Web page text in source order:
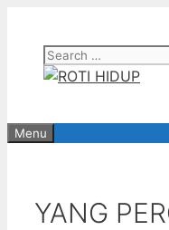
contentSearch
for:
Menu
YANG